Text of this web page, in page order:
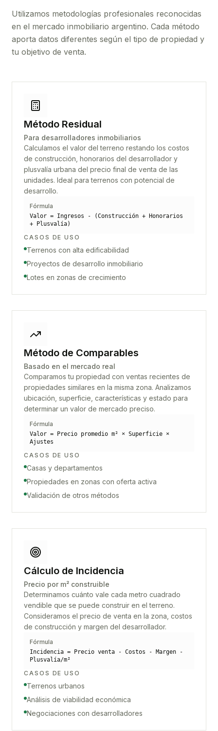
Utilizamos metodologías profesionales reconocidas
en el mercado inmobiliario argentino. Cada método
aporta datos diferentes según el tipo de propiedad y
tu objetivo de venta.
Método Residual
Para desarrolladores inmobiliarios
Calculamos el valor del terreno restando los costos
de construcción, honorarios del desarrollador y
plusvalía urbana del precio final de venta de las
unidades. Ideal para terrenos con potencial de
desarrollo.
Fórmula
Valor = Ingresos - (Construcción + Honorarios
+ Plusvalía)
CASOS DE USO
Terrenos con alta edificabilidad
Proyectos de desarrollo inmobiliario
Lotes en zonas de crecimiento
Método de Comparables
Basado en el mercado real
Comparamos tu propiedad con ventas recientes de
propiedades similares en la misma zona. Analizamos
ubicación, superficie, características y estado para
determinar un valor de mercado preciso.
Fórmula
Valor = Precio promedio m² × Superficie ×
Ajustes
CASOS DE USO
Casas y departamentos
Propiedades en zonas con oferta activa
Validación de otros métodos
Cálculo de Incidencia
Precio por m² construible
Determinamos cuánto vale cada metro cuadrado
vendible que se puede construir en el terreno.
Consideramos el precio de venta en la zona, costos
de construcción y margen del desarrollador.
Fórmula
Incidencia = Precio venta - Costos - Margen -
Plusvalía/m²
CASOS DE USO
Terrenos urbanos
Análisis de viabilidad económica
Negociaciones con desarrolladores